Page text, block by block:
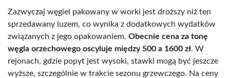
Zazwyczaj węgiel pakowany w worki jest droższy niż ten
sprzedawany luzem, co wynika z dodatkowych wydatków
związanych z jego opakowaniem. Obecnie cena za tonę
węgla orzechowego oscyluje między 500 a 1600 zł. W
rejonach, gdzie popyt jest wysoki, stawki mogą być jeszcze
wyższe, szczególnie w trakcie sezonu grzewczego. Na ceny